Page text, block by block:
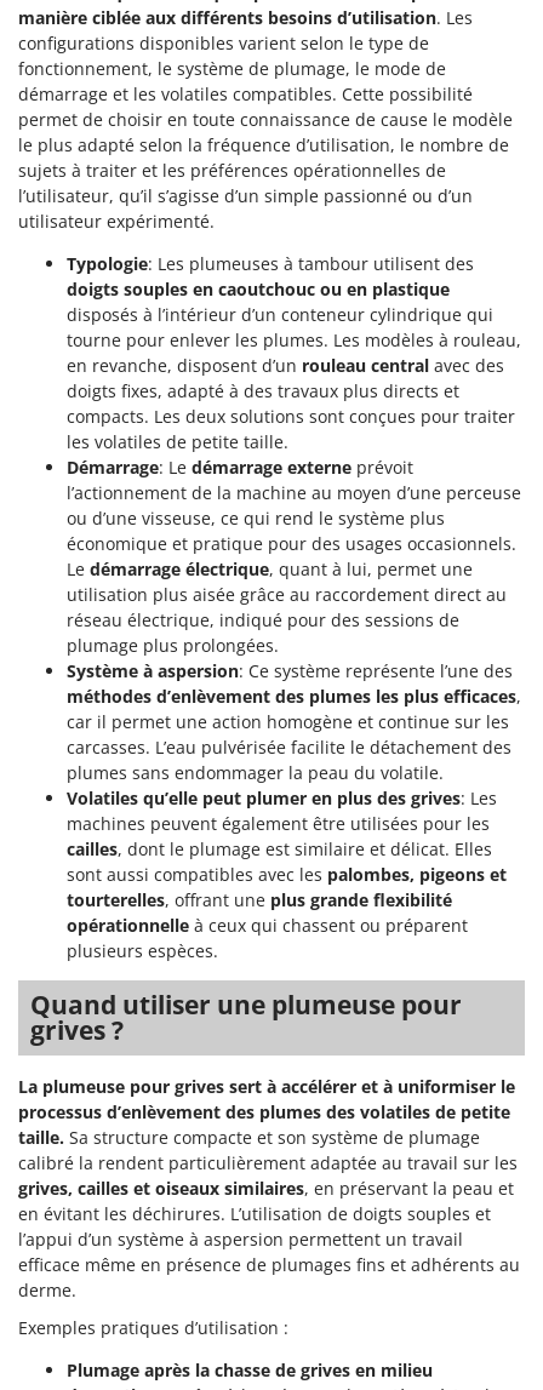
Perches Élagueuses
Pétrins à Spirale
Piscines
Planteuses de pommes de terre pour tracteur
Plateaux de coupe pour tracteur
Plumeuses
Pompes d'irrigation à tracteur
Pompes de transfert
Pompes immergées électriques
Postes à souder
Poussoirs à saucisse
Presses à pellets
Pressoirs à fruits
Pressoirs à Raisin
Pulvérisateurs
Pulvérisateurs portés
Rafraîchisseurs d'air par évaporation
Rampes de chargement en aluminium
Râpes à fromage électriques
Râteaux pour tracteur
Remplisseuses
Robots nettoyeurs de piscine
Robots Tondeuses
Rogneuses de souches
Rouleaux pour tracteur
S
Scies à os
Scies à Ruban
Scies alternatives à batterie
Scies de jardin télescopiques
Sécateurs électriques à batterie
Sécateurs et Échenilloirs manuels
Sécateurs pneumatiques
Semoirs et Épandeurs d'engrais
Soufreuses - Poudreuses à dos
Francini
G
G3 Ferrari
Gardena
Garofalo
GeoTech
GeoTech Pro
Gierre
Ginko - MGM
Gipeco
Girmi
GRAEF
Gre
GreenBay
Greenworks
GRIFO
GVS
GYS
Hailo
Helvi
Henx
HiKOKI
Honda
Idromatic
Il-Tec
Imperia
Infaco
Intex
Italyco
ITM
J JOLLY ITALIA
K
KAAZ
manière ciblée aux différents besoins d’utilisation. Les
configurations disponibles varient selon le type de
fonctionnement, le système de plumage, le mode de
démarrage et les volatiles compatibles. Cette possibilité
permet de choisir en toute connaissance de cause le modèle
le plus adapté selon la fréquence d’utilisation, le nombre de
sujets à traiter et les préférences opérationnelles de
l’utilisateur, qu’il s’agisse d’un simple passionné ou d’un
utilisateur expérimenté.
Typologie: Les plumeuses à tambour utilisent des
doigts souples en caoutchouc ou en plastique
disposés à l’intérieur d’un conteneur cylindrique qui
tourne pour enlever les plumes. Les modèles à rouleau,
en revanche, disposent d’un rouleau central avec des
doigts fixes, adapté à des travaux plus directs et
compacts. Les deux solutions sont conçues pour traiter
les volatiles de petite taille.
Démarrage: Le démarrage externe prévoit
l’actionnement de la machine au moyen d’une perceuse
ou d’une visseuse, ce qui rend le système plus
économique et pratique pour des usages occasionnels.
Le démarrage électrique, quant à lui, permet une
utilisation plus aisée grâce au raccordement direct au
réseau électrique, indiqué pour des sessions de
plumage plus prolongées.
Système à aspersion: Ce système représente l’une des
méthodes d’enlèvement des plumes les plus efficaces,
car il permet une action homogène et continue sur les
carcasses. L’eau pulvérisée facilite le détachement des
plumes sans endommager la peau du volatile.
Volatiles qu’elle peut plumer en plus des grives: Les
machines peuvent également être utilisées pour les
cailles, dont le plumage est similaire et délicat. Elles
sont aussi compatibles avec les palombes, pigeons et
tourterelles, offrant une plus grande flexibilité
opérationnelle à ceux qui chassent ou préparent
plusieurs espèces.
Quand utiliser une plumeuse pour
grives ?
La plumeuse pour grives sert à accélérer et à uniformiser le
processus d’enlèvement des plumes des volatiles de petite
taille. Sa structure compacte et son système de plumage
calibré la rendent particulièrement adaptée au travail sur les
grives, cailles et oiseaux similaires, en préservant la peau et
en évitant les déchirures. L’utilisation de doigts souples et
l’appui d’un système à aspersion permettent un travail
efficace même en présence de plumages fins et adhérents au
derme.
Exemples pratiques d’utilisation :
Plumage après la chasse de grives en milieu